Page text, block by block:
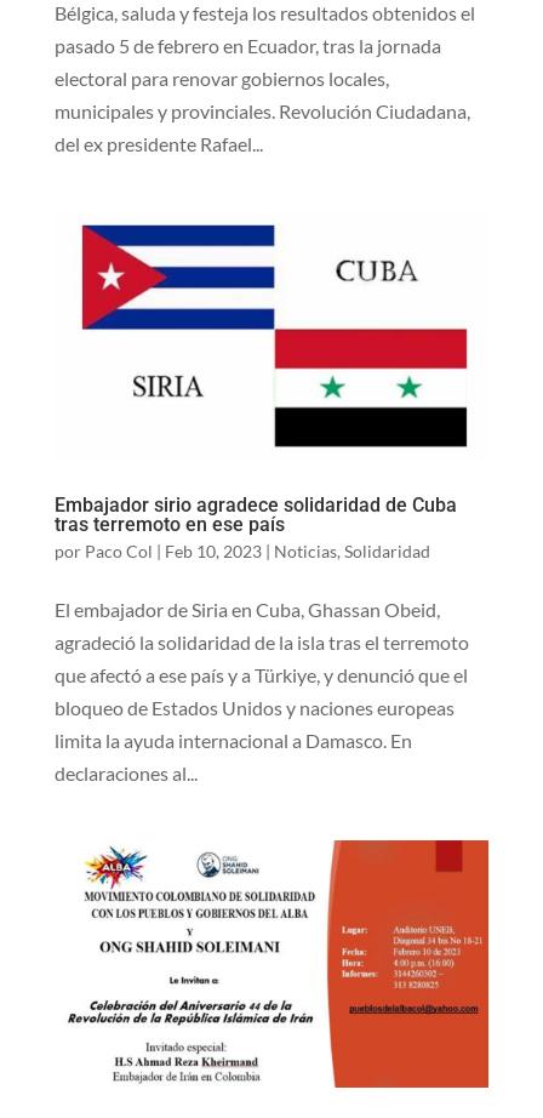
Bélgica, saluda y festeja los resultados obtenidos el
pasado 5 de febrero en Ecuador, tras la jornada
electoral para renovar gobiernos locales,
municipales y provinciales. Revolución Ciudadana,
del ex presidente Rafael...
Embajador sirio agradece solidaridad de Cuba
tras terremoto en ese país
por Paco Col | Feb 10, 2023| Noticias, Solidaridad
El embajador de Siria en Cuba, Ghassan Obeid,
agradeció la solidaridad de la isla tras el terremoto
que afectó a ese país y a Türkiye, y denunció que el
bloqueo de Estados Unidos y naciones europeas
limita la ayuda internacional a Damasco. En
declaraciones al...